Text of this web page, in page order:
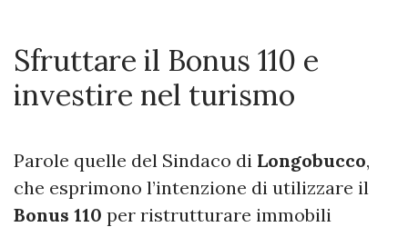
Sfruttare il Bonus 110 e
investire nel turismo
Parole quelle del Sindaco di Longobucco,
che esprimono l’intenzione di utilizzare il
Bonus 110 per ristrutturare immobili